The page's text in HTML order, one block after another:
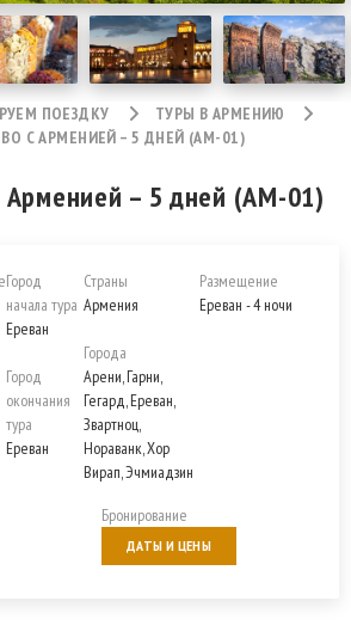
ПОЕЗДКУ
ТУРЫ В АРМЕНИЮ
С АРМЕНИЕЙ – 5 ДНЕЙ (AM-01)
– 5 дней (AM-01)
Город
начала тура
Ереван
Город
окончания
тура
Ереван
Страны
Армения
Города
Арени, Гарни,
Гегард, Ереван,
Звартноц,
Нораванк, Хор
Вирап, Эчмиадзин
Размещение
Ереван - 4 ночи
Бронирование
ДАТЫ И ЦЕНЫ